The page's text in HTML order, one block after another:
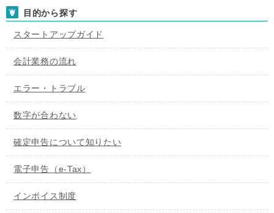
目的から探す
スタートアップガイド
会計業務の流れ
エラー・トラブル
数字が合わない
確定申告について知りたい
電子申告（e-Tax）
インボイス制度